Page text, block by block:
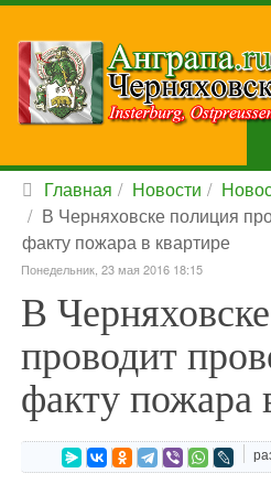
Главная Новости
В Черняховске полиция
факту пожара в квартире
Понедельник, 23 мая 2016 18:15
В
проводит
факту пожара